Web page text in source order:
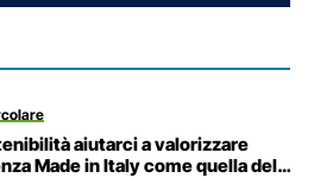
aiutarci a valorizzare
Made in Italy come quella del